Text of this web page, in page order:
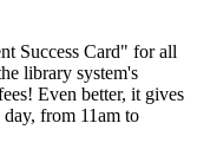
Success Card" for all
library system's
Even better, it gives
day, from 11am to